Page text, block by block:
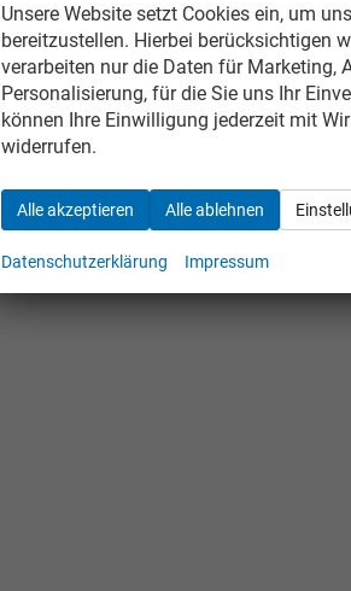
Unsere Website setzt Cookies ein, um
bereitzustellen. Hierbei berücksichtigen
verarbeiten nur die Daten für Marketing,
Personalisierung, für die Sie uns Ihr
können Ihre Einwilligung jederzeit mit
widerrufen.
Alle akzeptieren Alle ablehnen
Datenschutzerklärung Impressum